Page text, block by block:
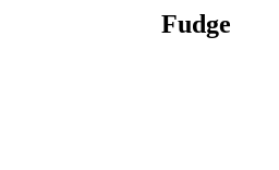
Fudge